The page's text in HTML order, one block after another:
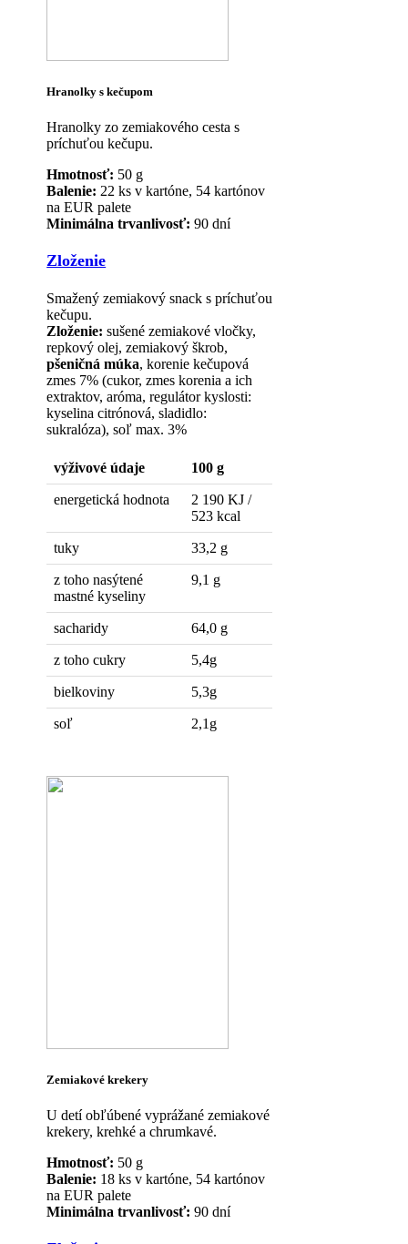
Hranolky s kečupom
Hranolky zo zemiakového cesta s
príchuťou kečupu.
Hmotnosť: 50 g
Balenie: 22 ks v kartóne, 54 kartónov
na EUR palete
Minimálna trvanlivosť: 90 dní
Zloženie
Smažený zemiakový snack s príchuťou
kečupu.
Zloženie: sušené zemiakové vločky,
repkový olej, zemiakový škrob,
pšeničná múka, korenie kečupová
zmes 7% (cukor, zmes korenia a ich
extraktov, aróma, regulátor kyslosti:
kyselina citrónová, sladidlo:
sukralóza), soľ max. 3%
výživové údaje 100 g
energetická hodnota
2 190 KJ /
523 kcal
tuky 33,2 g
z toho nasýtené
mastné kyseliny
9,1 g
sacharidy 64,0 g
z toho cukry 5,4g
bielkoviny 5,3g
soľ 2,1g
Zemiakové krekery
U detí obľúbené vyprážané zemiakové
krekery, krehké a chrumkavé.
Hmotnosť: 50 g
Balenie: 18 ks v kartóne, 54 kartónov
na EUR palete
Minimálna trvanlivosť: 90 dní